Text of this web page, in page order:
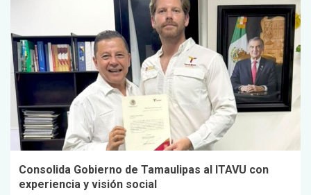
Consolida Gobierno de Tamaulipas al ITAVU con
experiencia y visión social